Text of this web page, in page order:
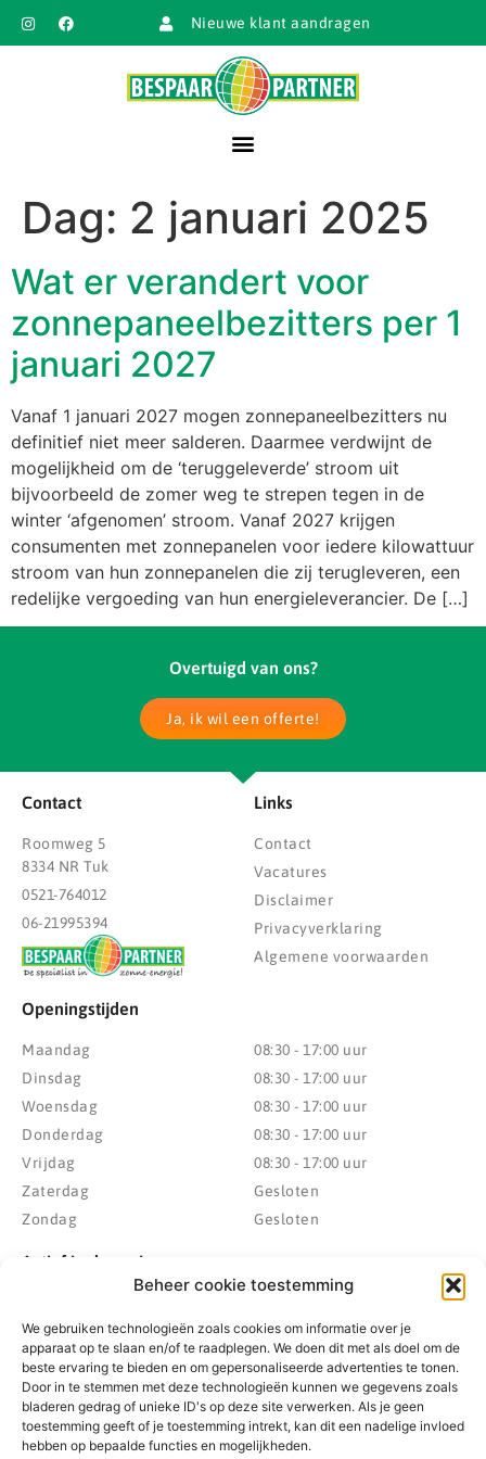
Beheer cookie toestemming
We gebruiken technologieën zoals cookies om informatie over je
apparaat op te slaan en/of te raadplegen. We doen dit met als doel om de
beste ervaring te bieden en om gepersonaliseerde advertenties te tonen.
Door in te stemmen met deze technologieën kunnen we gegevens zoals
bladeren gedrag of unieke ID's op deze site verwerken. Als je geen
toestemming geeft of je toestemming intrekt, kan dit een nadelige invloed
hebben op bepaalde functies en mogelijkheden.
Nieuwe klant aandragen
Dag: 2 januari 2025
Wat er verandert voor
zonnepaneelbezitters per 1
januari 2027
Vanaf 1 januari 2027 mogen zonnepaneelbezitters nu
definitief niet meer salderen. Daarmee verdwijnt de
mogelijkheid om de ‘teruggeleverde’ stroom uit
bijvoorbeeld de zomer weg te strepen tegen in de
winter ‘afgenomen’ stroom. Vanaf 2027 krijgen
consumenten met zonnepanelen voor iedere kilowattuur
stroom van hun zonnepanelen die zij terugleveren, een
redelijke vergoeding van hun energieleverancier. De […]
Overtuigd van ons?
Ja, ik wil een offerte!
Contact
Roomweg 5
8334 NR Tuk
0521-764012
06-21995394
Links
Contact
Vacatures
Disclaimer
Privacyverklaring
Algemene voorwaarden
Openingstijden
Maandag
Dinsdag
Woensdag
Donderdag
Vrijdag
Zaterdag
Zondag
08:30 - 17:00 uur
08:30 - 17:00 uur
08:30 - 17:00 uur
08:30 - 17:00 uur
08:30 - 17:00 uur
Gesloten
Gesloten
Actief in de regio
Gemeente Hoogeveen
Gemeente Meppel
Gemeente Midden-Drenthe
Gemeente Noordenveld
Gemeente Noordoostpolder
Gemeente De Wolden
Zwolle
Heerenveen
Kampen
Emmeloord